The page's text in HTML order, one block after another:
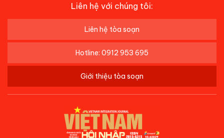
Liên hệ với chúng tôi:
Liên hệ tòa soạn
Hotline: 0912 953 695
Giới thiệu tòa soạn